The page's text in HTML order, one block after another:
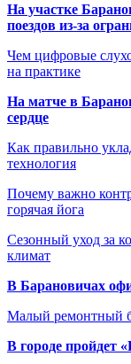
На участке
поездов из-за
Чем цифровые
на практике
На матче в
сердце
Как правильно
технология
Почему важно
горячая йога
Сезонный уход за
климат
В Барановичах
Малый ремонтный
В городе пройдет